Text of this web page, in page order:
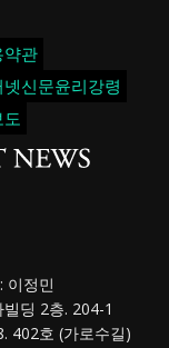
약관
넷신문윤리강령
이정민
딩 2층. 204-1
402호 (가로수길)